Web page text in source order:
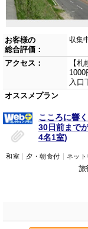
お客様の
総合評価：
収集
アクセス：
【
入口
オススメプラン
こころに響
30日前まで
4名1室)
和室 夕・朝食付 ネッ
旅